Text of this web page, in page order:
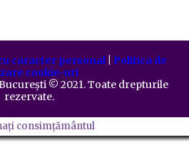
caracter personal| Politica de
cookie-uri
©️ 2021. Toate drepturile
rezervate.
consimțământul